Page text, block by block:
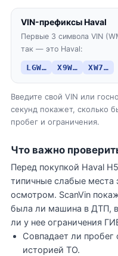
VIN-префиксы Haval
Первые 3 символа VIN
так — это Haval:
LGW… X9W… XW7…
Введите свой VIN или
секунд покажет, сколько
пробег и ограничения.
Что важно
Перед покупкой Haval
типичные слабые места
осмотром. ScanVin
была ли машина в ДТП,
ли у нее ограничения
Совпадает ли
историей ТО.